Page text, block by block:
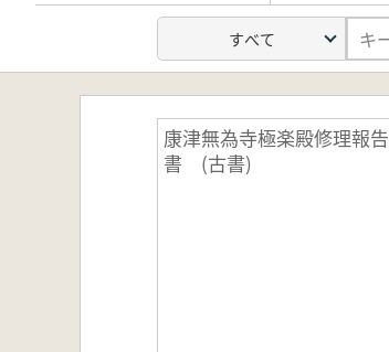
康津無為寺極楽殿修理報告
書 (古書)